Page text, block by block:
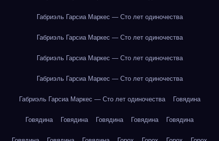
Габриэль Гарсиа Маркес — Сто лет одиночества
Габриэль Гарсиа Маркес — Сто лет одиночества
Габриэль Гарсиа Маркес — Сто лет одиночества
Габриэль Гарсиа Маркес — Сто лет одиночества
Габриэль Гарсиа Маркес — Сто лет одиночества Говядина
Говядина Говядина Говядина Говядина Говядина